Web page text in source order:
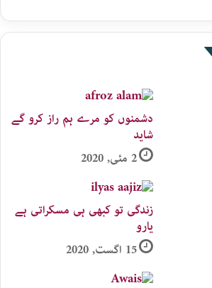
دشمنوں کو مرے ہم راز کرو گے
شاید
2 مئی, 2020
زندگی تو کبھی ہی مسکراتی ہے
یارو
15 اگست, 2020